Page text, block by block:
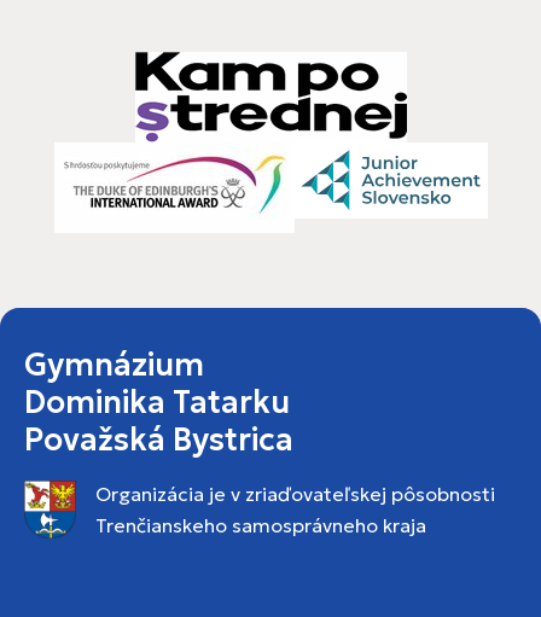
Gymnázium
Dominika Tatarku
Považská Bystrica
Organizácia je v zriaďovateľskej pôsobnosti
Trenčianskeho samosprávneho kraja